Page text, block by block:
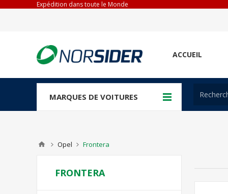
Expédition dans toute le Monde
ACCUEIL
MARQUES DE VOITURES
Opel Frontera
FRONTERA